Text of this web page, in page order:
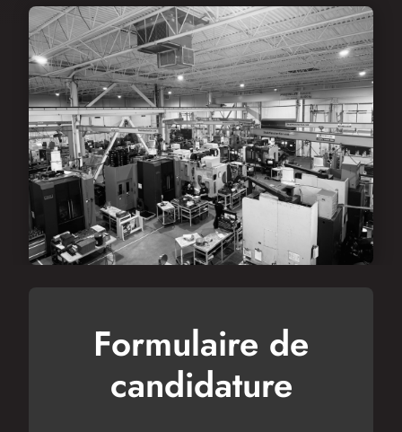
Formulaire de
candidature